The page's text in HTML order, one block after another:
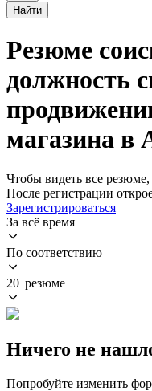
Найти
Резюме
должность
магазина в
Чтобы видеть все резюме,
После регистрации
Зарегистрироваться
За всё время
По соответствию
20 резюме
Ничего не
Попробуйте изменить